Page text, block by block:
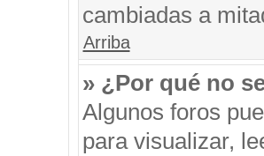
cambiadas a
Arriba
» ¿Por qué no
Algunos foros
para visualizar,